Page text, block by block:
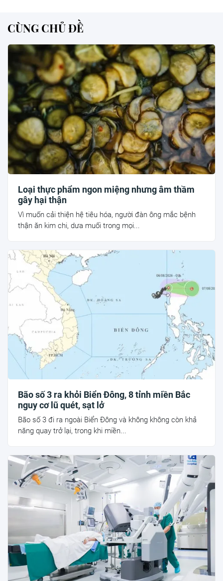
CÙNG CHỦ ĐỀ
Loại thực phẩm ngon miệng nhưng âm thầm
gây hại thận
Vì muốn cải thiện hệ tiêu hóa, người đàn ông mắc bệnh
thận ăn kim chi, dưa muối trong mọi...
Bão số 3 ra khỏi Biển Đông, 8 tỉnh miền Bắc
nguy cơ lũ quét, sạt lở
Bão số 3 đi ra ngoài Biển Đông và không không còn khả
năng quay trở lại, trong khi miền...